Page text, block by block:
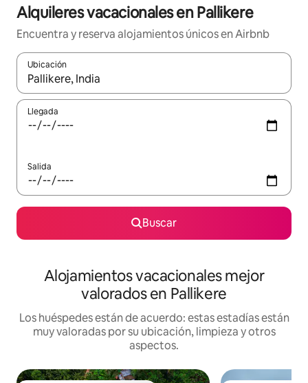
Alquileres vacacionales en Pallikere
Encuentra y reserva alojamientos únicos en Airbnb
Ubicación
Cuando los resultados estén disponibles, navega con las
Llegada
Salida
Buscar
Alojamientos vacacionales mejor
valorados en Pallikere
Los huéspedes están de acuerdo: estas estadías están
muy valoradas por su ubicación, limpieza y otros
aspectos.